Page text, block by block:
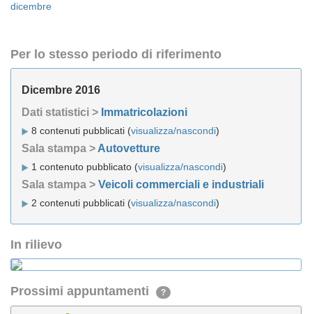
dicembre
Per lo stesso periodo di riferimento
Dicembre 2016
Dati statistici > Immatricolazioni
8 contenuti pubblicati (visualizza/nascondi)
Sala stampa > Autovetture
1 contenuto pubblicato (visualizza/nascondi)
Sala stampa > Veicoli commerciali e industriali
2 contenuti pubblicati (visualizza/nascondi)
In rilievo
Prossimi appuntamenti ?